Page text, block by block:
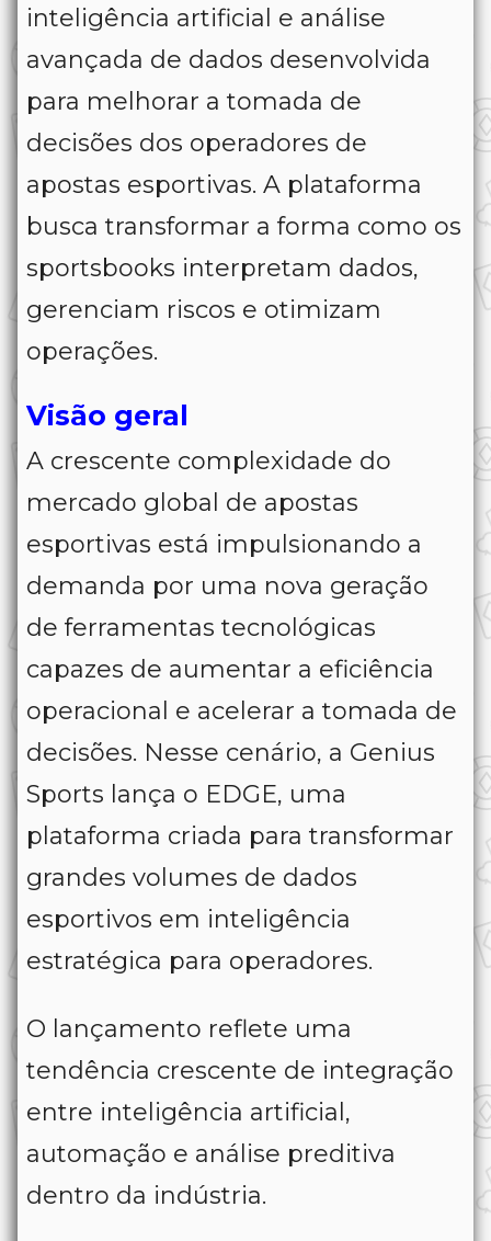
inteligência artificial e análise
avançada de dados desenvolvida
para melhorar a tomada de
decisões dos operadores de
apostas esportivas. A plataforma
busca transformar a forma como os
sportsbooks interpretam dados,
gerenciam riscos e otimizam
operações.
Visão geral
A crescente complexidade do
mercado global de apostas
esportivas está impulsionando a
demanda por uma nova geração
de ferramentas tecnológicas
capazes de aumentar a eficiência
operacional e acelerar a tomada de
decisões. Nesse cenário, a Genius
Sports lança o EDGE, uma
plataforma criada para transformar
grandes volumes de dados
esportivos em inteligência
estratégica para operadores.
O lançamento reflete uma
tendência crescente de integração
entre inteligência artificial,
automação e análise preditiva
dentro da indústria.